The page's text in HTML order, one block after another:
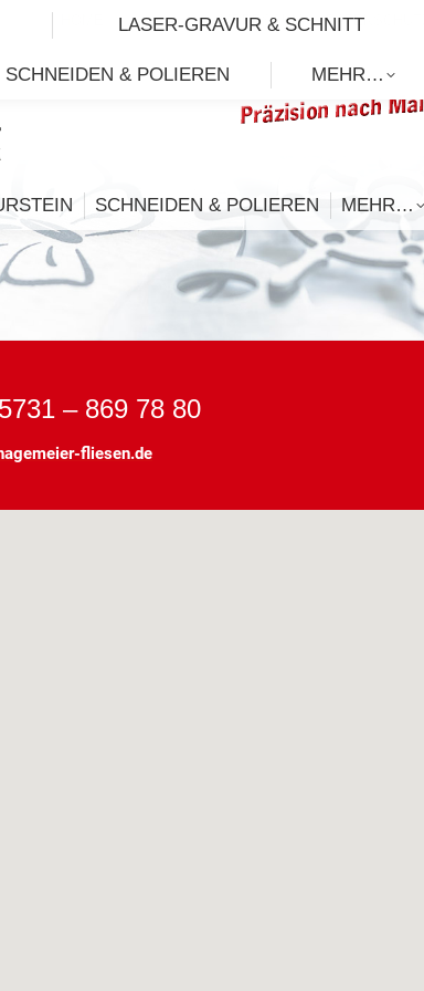
KONTAKT IMPRESSUM DATENSCHUTZ
SCHNEIDEN & POLIEREN MEHR…
– 869 78 80
fliesen.de
LASER-GRAVUR & SCHNITT
SCHNEIDEN & POLIEREN MEHR…